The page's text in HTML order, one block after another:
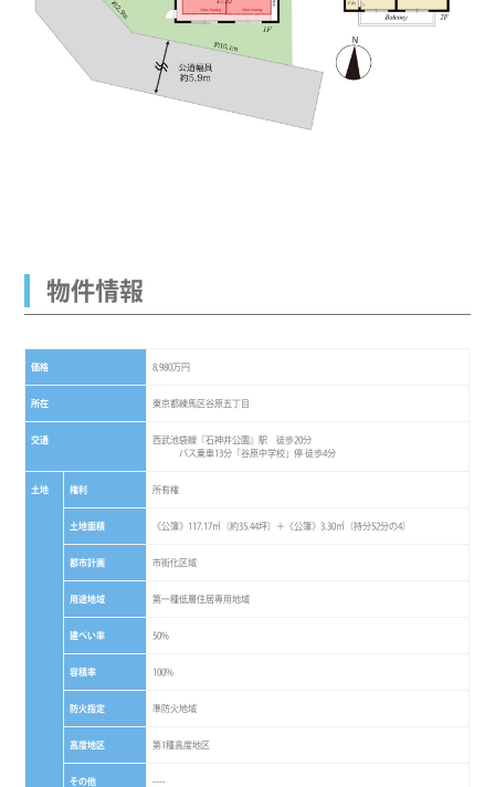
物件情報
価格 8,980万円
所在 東京都練馬区谷原五丁目
交通
西武池袋線『石神井公園』駅 徒歩20分
バス乗車13分「谷原中学校」停 徒歩4分
土地 権利 所有権
土地面積 《公簿》117.17㎡（約35.44坪）＋《公簿》3.30㎡（持分52分の4）
都市計画 市街化区域
用途地域 第一種低層住居専用地域
建ぺい率 50%
容積率 100%
防火指定 準防火地域
高度地区 第1種高度地区
その他 ----